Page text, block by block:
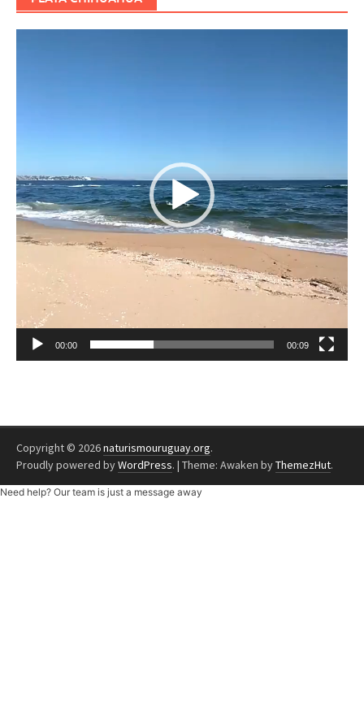
00:00 00:09
Copyright © 2026naturismouruguay.org.
Proudly powered byWordPress. | Theme: Awaken byThemezHut.
Need help? Our team is just a message away